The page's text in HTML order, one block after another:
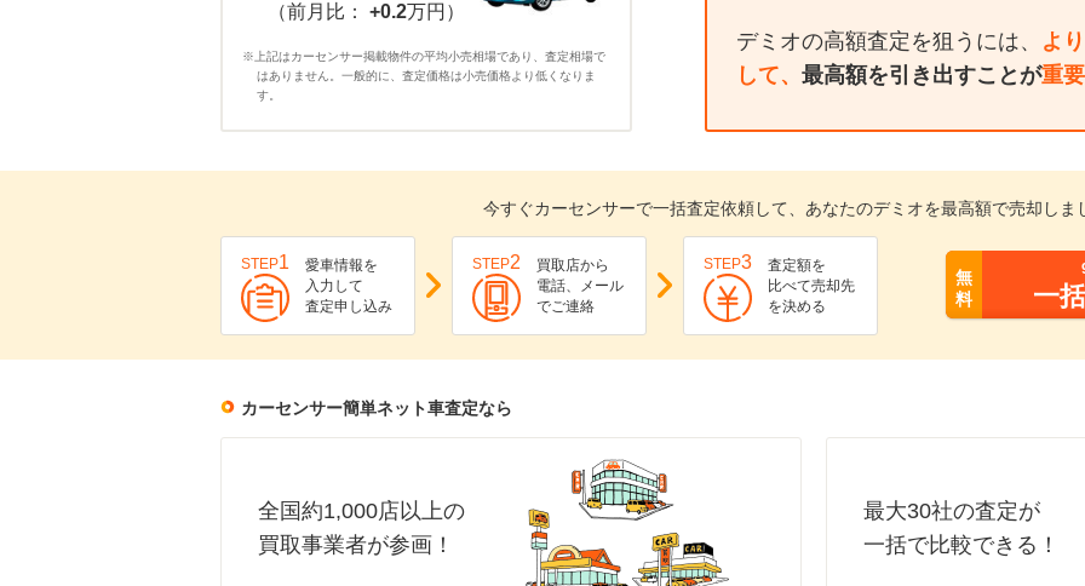
（前月比： +0.2万円）
※上記はカーセンサー掲載物件の平均小売相場であり、査定相場で
はありません。一般的に、査定価格は小売価格より低くなりま
す。
デミオの高額査定を狙うには、 よ
して、 最高額を引き出すことが重要
今すぐカーセンサーで一括査定依頼して、あなたのデミオを最高額で売却しま
STEP1
愛車情報を
入力して
査定申し込み
STEP2
買取店から
電話、メール
でご連絡
STEP3
査定額を
比べて売却先
を決める
無
料
一
カーセンサー簡単ネット車査定なら
全国約1,000店以上の
買取事業者が参画！
最大30社の査定が
一括で比較できる！